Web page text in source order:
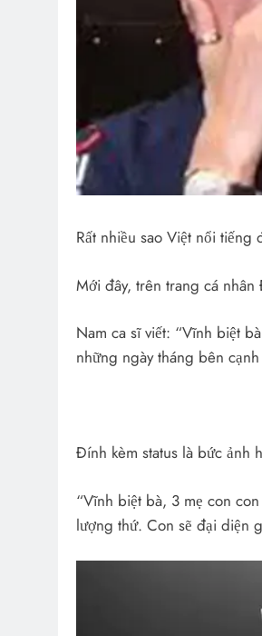
Rất nhiều sao Việt nổi
Mới đây, trên trang cá
Nam ca sĩ viết: “Vĩnh biệt
những ngày tháng bên
Đính kèm status là bức ảnh
“Vĩnh biệt bà, 3 mẹ con
lượng thứ. Con sẽ đại diện